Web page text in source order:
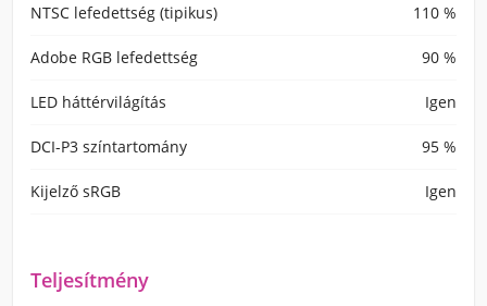
NTSC lefedettség (tipikus) 110 %
Adobe RGB lefedettség 90 %
LED háttérvilágítás Igen
DCI-P3 színtartomány 95 %
Kijelző sRGB Igen
Teljesítmény